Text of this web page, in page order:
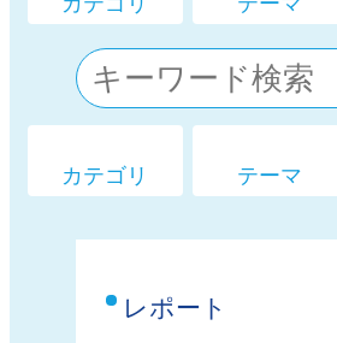
カテゴリ テーマ
レポート